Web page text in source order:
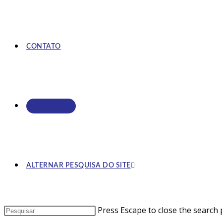
CONTATO
ALTERNAR PESQUISA DO SITE
Press Escape to close the search